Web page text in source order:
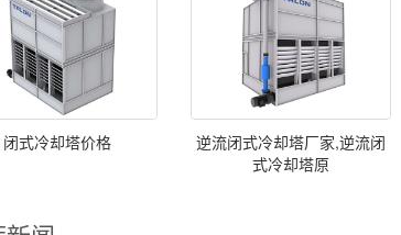
闭式冷却塔价格
逆流闭式冷却塔厂家,逆流闭
式冷却塔原